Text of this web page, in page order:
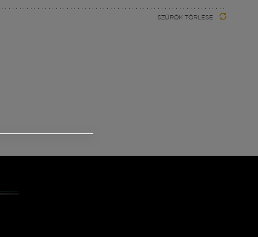
SZŰRŐK TÖRLÉSE